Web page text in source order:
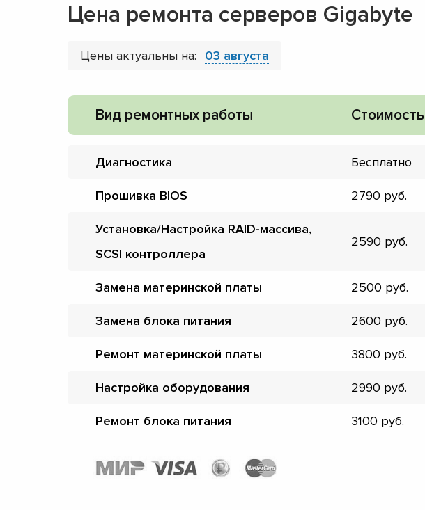
Цена ремонта серверов Gigabyte
Цены актуальны на: 03 августа
Вид ремонтных работы Стоимость
Диагностика Бесплатно
Прошивка BIOS 2790
Установка/Настройка RAID-массива,
SCSI контроллера
2590
Замена материнской платы 2500
Замена блока питания 2600
Ремонт материнской платы 3800
Настройка оборудования 2990
Ремонт блока питания 3100